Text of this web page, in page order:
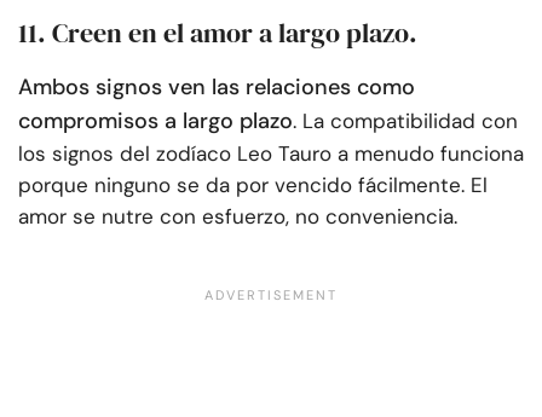
11. Creen en el amor a largo plazo.
Ambos signos ven las relaciones como
compromisos a largo plazo. La compatibilidad con
los signos del zodíaco Leo Tauro a menudo funciona
porque ninguno se da por vencido fácilmente. El
amor se nutre con esfuerzo, no conveniencia.